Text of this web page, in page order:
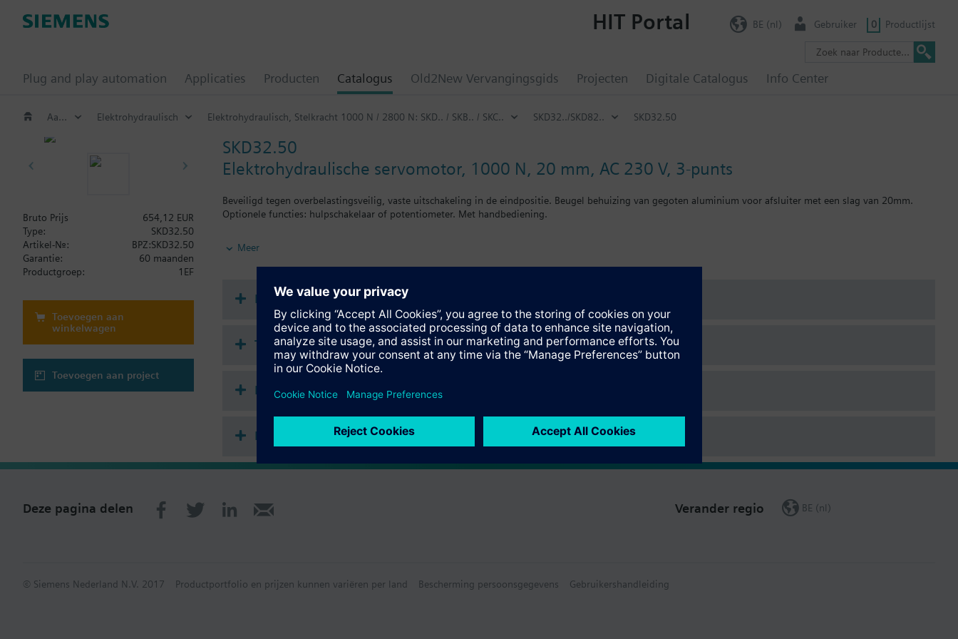
Plug and play automation Applicaties Producten Catalogus Old2New Vervangingsgids Projecten Digitale Catalogus Info Center
HIT Portal BE (nl) Gebruiker 0 Productlijst
Aandrijvingen voor regel- en drukgecompenseerde afsluiters Elektrohydraulisch Elektrohydraulisch, Stelkracht 1000 N / 2800 N: SKD.. / SKB.. / SKC.. SKD32../SKD82.. SKD32.50
SKD32.50
Elektrohydraulische servomotor, 1000 N, 20 mm, AC 230 V, 3-punts
Beveiligd tegen overbelastingsveilig, vaste uitschakeling in de eindpositie. Beugel behuizing van gegoten aluminium voor afsluiter met een slag van 20mm.
Optionele functies: hulpschakelaar of potentiometer. Met handbediening.
Aanvullende informatie
SKD..U zijn UL gekeurd. Regeleenheden MK..5.. Zijn regeleenheden met een veiligheidsfunctie volgens DIN EN 14597.
Meer
Bruto Prijs
654,12 EUR
Type:
SKD32.50
Artikel-Nr.:
BPZ:SKD32.50
Garantie:
60 maanden
Productgroep:
1EF
Toevoegen aan
winkelwagen
Toevoegen aan project
Documenten
Technische samenvatting
Enkele selecteerbare accessoires
Meervoudige selecteerbare accessoires
Deze pagina delen Verander regio BE (nl)
© Siemens Nederland N.V. 2017 Productportfolio en prijzen kunnen variëren per land Bescherming persoonsgegevens Gebruikershandleiding